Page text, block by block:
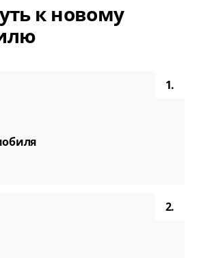
к новому
1.
2.